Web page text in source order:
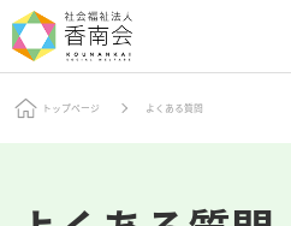
トップページ よくある質問